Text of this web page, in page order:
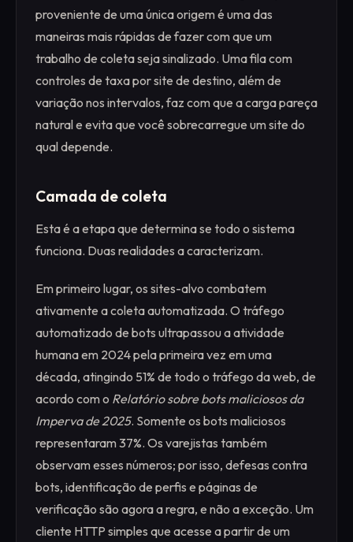
proveniente de uma única origem é uma das
maneiras mais rápidas de fazer com que um
trabalho de coleta seja sinalizado. Uma fila com
controles de taxa por site de destino, além de
variação nos intervalos, faz com que a carga pareça
natural e evita que você sobrecarregue um site do
qual depende.
Camada de coleta
Esta é a etapa que determina se todo o sistema
funciona. Duas realidades a caracterizam.
Em primeiro lugar, os sites-alvo combatem
ativamente a coleta automatizada. O tráfego
automatizado de bots ultrapassou a atividade
humana em 2024 pela primeira vez em uma
década, atingindo 51% de todo o tráfego da web, de
acordo com o Relatório sobre bots maliciosos da
Imperva de 2025. Somente os bots maliciosos
representaram 37%. Os varejistas também
observam esses números; por isso, defesas contra
bots, identificação de perfis e páginas de
verificação são agora a regra, e não a exceção. Um
cliente HTTP simples que acesse a partir de um